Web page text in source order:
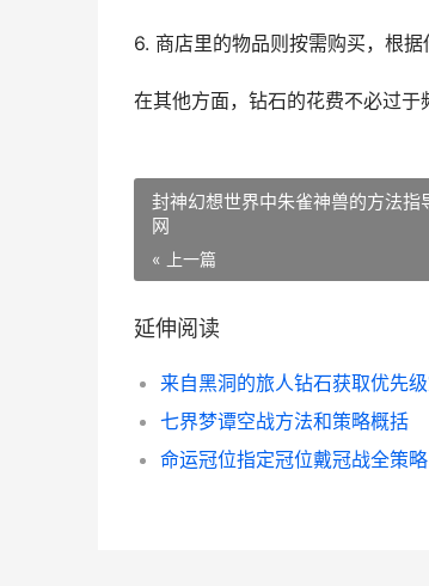
6. 商店里的物品则按需购买，根据
在其他方面，钻石的花费不必过于
封神幻想世界中朱雀神兽的方法指
网
« 上一篇
延伸阅读
七界梦谭空战方法和策略概括